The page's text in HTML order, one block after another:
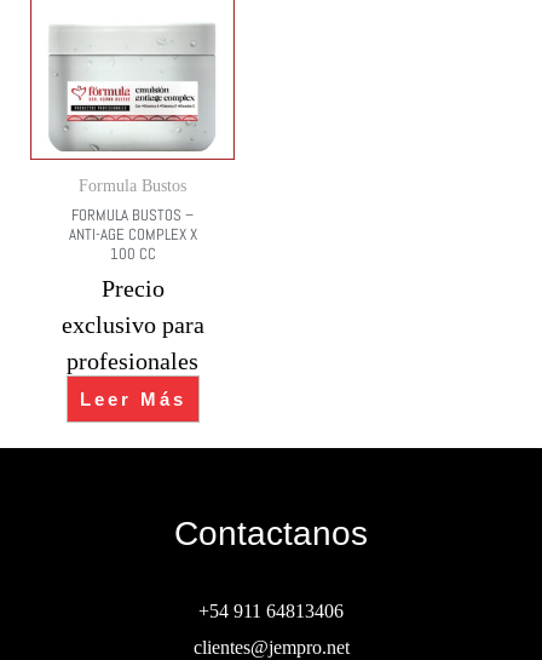
Formula Bustos
FORMULA BUSTOS –
ANTI-AGE COMPLEX X
100 CC
Precio
exclusivo para
profesionales
Leer Más
Contactanos
+54 911 64813406
clientes@jempro.net